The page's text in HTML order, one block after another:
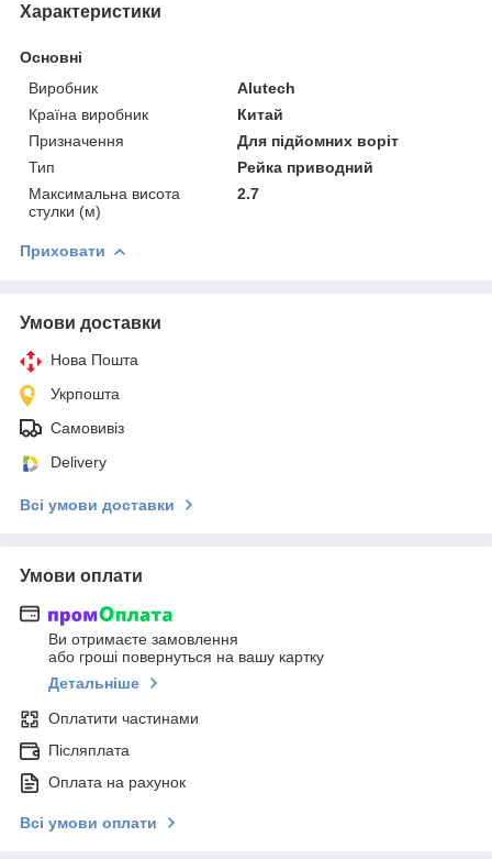
Характеристики
Основні
Виробник
Alutech
Країна виробник
Китай
Призначення
Для підйомних воріт
Тип
Рейка приводний
Максимальна висота
стулки (м)
2.7
Приховати
Умови доставки
Нова Пошта
Укрпошта
Самовивіз
Delivery
Всі умови доставки
Умови оплати
Ви отримаєте замовлення
або гроші повернуться на вашу картку
Детальніше
Оплатити частинами
Післяплата
Оплата на рахунок
Всі умови оплати